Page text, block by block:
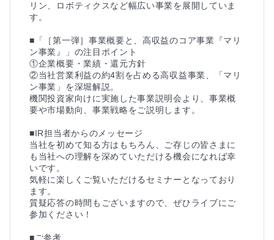
リン、ロボティクスなど幅広い事業を展開していま
す。
■「［第一弾］事業概要と、高収益のコア事業『マリ
ン事業』」の注目ポイント
①企業概要・業績・還元方針
②当社営業利益の約4割を占める高収益事業、「マリ
ン事業」を深堀解説。
機関投資家向けに実施した事業説明会より、事業概
要や市場動向、事業戦略をご説明します。
■IR担当者からのメッセージ
当社を初めて知る方はもちろん、ご存じの皆さまに
も当社への理解を深めていただける機会になれば幸
いです。
気軽に楽しくご覧いただけるセミナーとなっており
ます。
質疑応答の時間もございますので、ぜひライブにご
参加ください！
■ご参考